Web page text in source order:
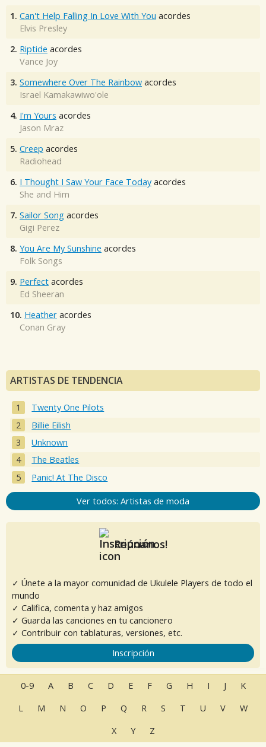
1. Can't Help Falling In Love With You acordes
Elvis Presley
2. Riptide acordes
Vance Joy
3. Somewhere Over The Rainbow acordes
Israel Kamakawiwo'ole
4. I'm Yours acordes
Jason Mraz
5. Creep acordes
Radiohead
6. I Thought I Saw Your Face Today acordes
She and Him
7. Sailor Song acordes
Gigi Perez
8. You Are My Sunshine acordes
Folk Songs
9. Perfect acordes
Ed Sheeran
10. Heather acordes
Conan Gray
ARTISTAS DE TENDENCIA
Twenty One Pilots
Billie Eilish
Unknown
The Beatles
Panic! At The Disco
Ver todos: Artistas de moda
Reúnanos!
✓ Únete a la mayor comunidad de Ukulele Players de todo el
mundo
✓ Califica, comenta y haz amigos
✓ Guarda las canciones en tu cancionero
✓ Contribuir con tablaturas, versiones, etc.
Inscripción
0-9 A B C D E F G H I J
K
L
M N O P Q R S T U V
W
X
Y Z